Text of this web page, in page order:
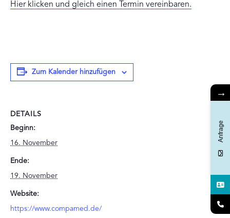
Hier klicken und gleich einen Termin vereinbaren.
Zum Kalender hinzufügen
DETAILS
Beginn:
16. November
Ende:
19. November
Website:
https://www.compamed.de/
→
Anfrage